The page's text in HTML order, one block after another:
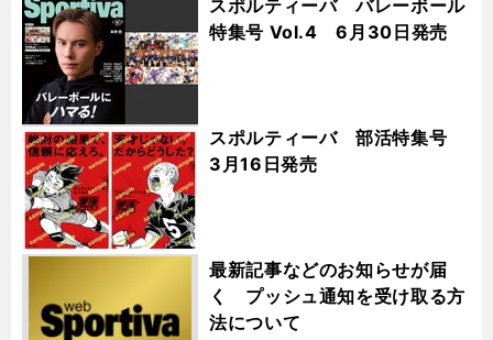
スポルティーバ バレーボール
特集号 Vol.4 6月30日発売
スポルティーバ 部活特集号
3月16日発売
最新記事などのお知らせが届
く プッシュ通知を受け取る方
法について